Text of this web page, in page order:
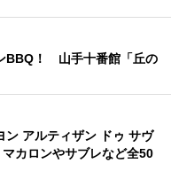
BBQ！ 山手十番館「丘の
ン アルティザン ドゥ サヴ
カロンやサブレなど全50